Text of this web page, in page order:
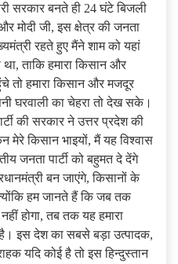
सरकार बनते ही 24 घंटे बिजली
मोदी जी, इस क्षेत्र की जनता
रहते हुए मैंने शाम को यहां
ताकि हमारा किसान और
तो हमारा किसान और मजदूर
घरवाली का चेहरा तो देख सके।
की सरकार ने उत्तर प्रदेश की
मेरे किसान भाइयों, मैं यह विश्वास
जनता पार्टी को बहुमत दे देंगे
बन जाएंगे, किसानों के
हम जानते हैं कि जब तक
होगा, तब तक यह हमारा
इस देश का सबसे बड़ा उत्पादक,
यदि कोई है तो इस हिन्दुस्तान